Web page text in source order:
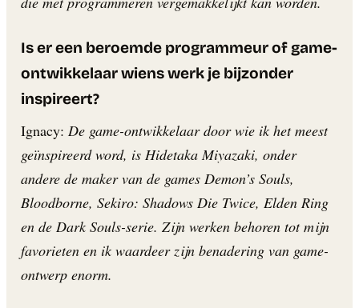
Is er een beroemde programmeur of game-
ontwikkelaar wiens werk je bijzonder
inspireert?
Ignacy: De game-ontwikkelaar door wie ik het meest
geïnspireerd word, is Hidetaka Miyazaki, onder
andere de maker van de games Demon’s Souls,
Bloodborne, Sekiro: Shadows Die Twice, Elden Ring
en de Dark Souls-serie. Zijn werken behoren tot mijn
favorieten en ik waardeer zijn benadering van game-
ontwerp enorm.